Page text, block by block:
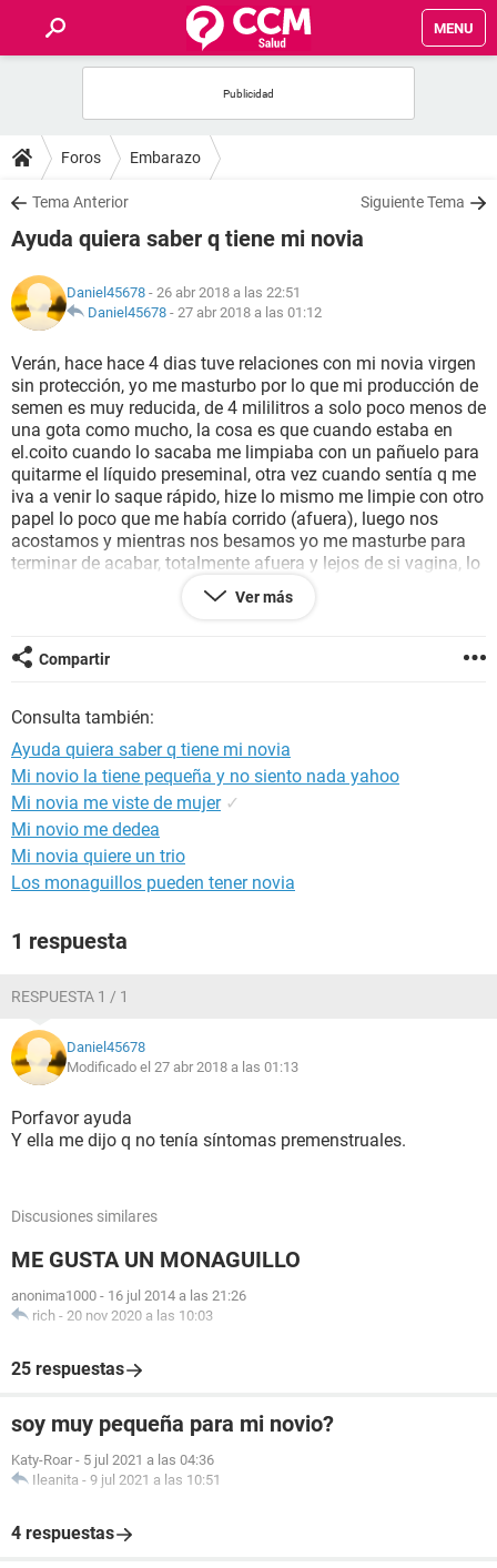
MENU
FOROS
SALUD
FAMILIA
NUTRICIÓN
BIENESTAR
SEXUALIDAD
GLOSARIO
Foros Embarazo
Tema Anterior Siguiente Tema
Ayuda quiera saber q tiene mi novia
Daniel45678 - 26 abr 2018 a las 22:51
Daniel45678 - 27 abr 2018 a las 01:12
Verán, hace hace 4 dias tuve relaciones con mi novia virgen
sin protección, yo me masturbo por lo que mi producción de
semen es muy reducida, de 4 mililitros a solo poco menos de
una gota como mucho, la cosa es que cuando estaba en
el.coito cuando lo sacaba me limpiaba con un pañuelo para
quitarme el líquido preseminal, otra vez cuando sentía q me
iva a venir lo saque rápido, hize lo mismo me limpie con otro
papel lo poco que me había corrido (afuera), luego nos
acostamos y mientras nos besamos yo me masturbe para
terminar de acabar, totalmente afuera y lejos de si vagina, lo
malo esque ella viene presentando síntomas de embarazo,
náuseas, vómitos, ganas frecuentes de orinar, yo realmente
pk a ella le vine entre finales y comienzos de mes y nada
más desde el coito han pasado 4 dias me parece ridículo
que esta creando un embarazo psicológico.
Ver más
Compartir
Consulta también:
Ayuda quiera saber q tiene mi novia
Mi novio la tiene pequeña y no siento nada yahoo
Mi novia me viste de mujer ✓
Mi novio me dedea
Mi novia quiere un trio
Los monaguillos pueden tener novia
1 respuesta
RESPUESTA 1 / 1
Daniel45678
Modificado el 27 abr 2018 a las 01:13
Porfavor ayuda
Y ella me dijo q no tenía síntomas premenstruales.
Discusiones similares
ME GUSTA UN MONAGUILLO
anonima1000 - 16 jul 2014 a las 21:26
rich - 20 nov 2020 a las 10:03
25 respuestas
soy muy pequeña para mi novio?
Katy-Roar - 5 jul 2021 a las 04:36
Ileanita - 9 jul 2021 a las 10:51
4 respuestas